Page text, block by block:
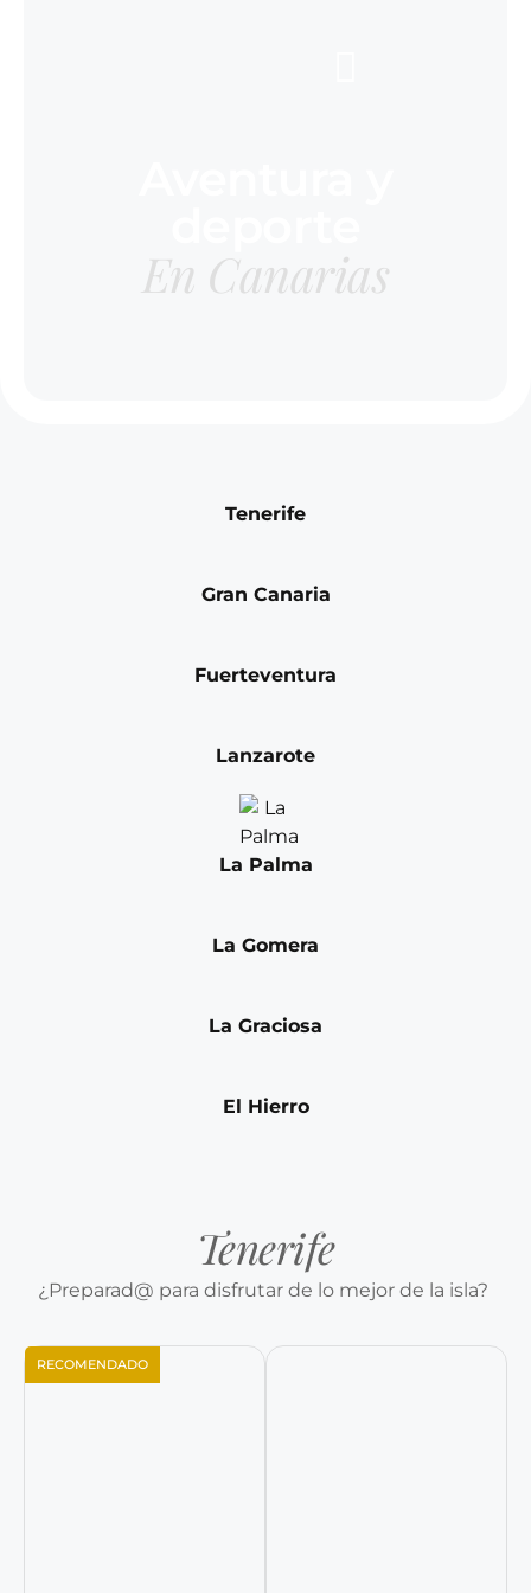
En Canarias
Tenerife
Gran Canaria
Fuerteventura
Lanzarote
La Palma
La Gomera
La Graciosa
El Hierro
Tenerife
¿Preparad@ para disfrutar de lo mejor de la isla?
RECOMENDADO